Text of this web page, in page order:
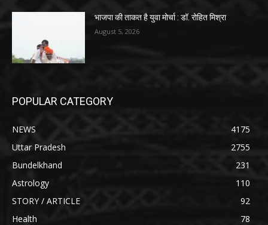
भाजपा की ताकत है युवा मोर्चा : डॉ. रोहित मिश्रा
August 5, 2026
POPULAR CATEGORY
NEWS
4175
Uttar Pradesh
2755
Bundelkhand
231
Astrology
110
STORY / ARTICLE
92
Health
78